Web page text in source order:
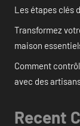
Les étapes clés
Transformez
maison
Comment
avec des
Recent